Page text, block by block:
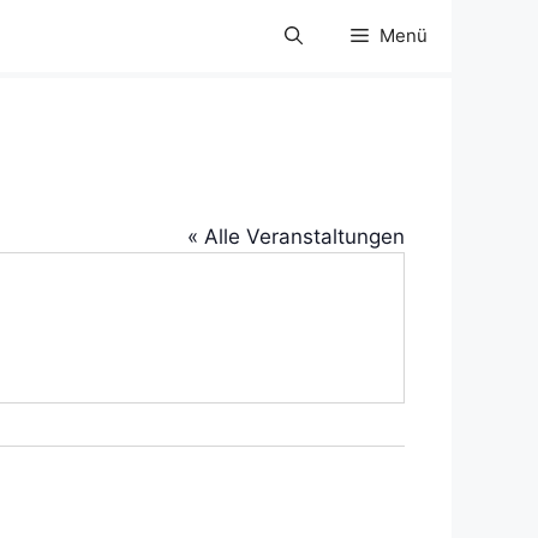
Menü
« Alle Veranstaltungen